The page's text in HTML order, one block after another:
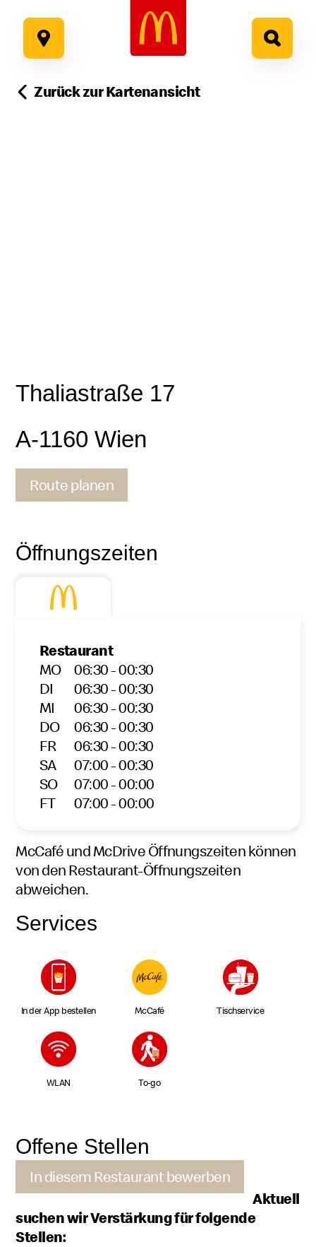
Inhalt
springen
Zurück zur Kartenansicht
Thaliastraße 17
A-1160 Wien
Route planen
Öffnungszeiten
Restaurant
MO
06:30 - 00:30
DI
06:30 - 00:30
MI
06:30 - 00:30
DO
06:30 - 00:30
FR
06:30 - 00:30
SA
07:00 - 00:30
SO
07:00 - 00:00
FT
07:00 - 00:00
McCafé und McDrive Öffnungszeiten können
von den Restaurant-Öffnungszeiten
abweichen.
Services
In der App bestellen McCafé Tischservice
WLAN To-go
Offene Stellen
In diesem Restaurant bewerben
Aktuell
suchen wir Verstärkung für folgende
Stellen: